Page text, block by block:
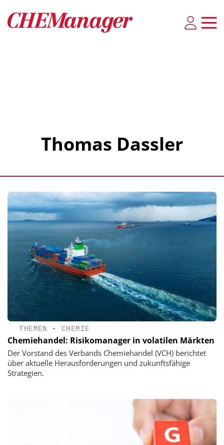
Thomas Dassler
THEMEN • CHEMIE
Chemiehandel: Risikomanager in volatilen Märkten
Der Vorstand des Verbands Chemiehandel (VCH) berichtet
über aktuelle Herausforderungen und zukunftsfähige
Strategien.